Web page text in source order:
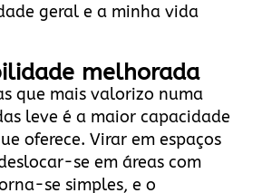
geral e a minha vida
melhorada
que mais valorizo numa
leve é a maior capacidade
oferece. Virar em espaços
se em áreas com
se simples, e o